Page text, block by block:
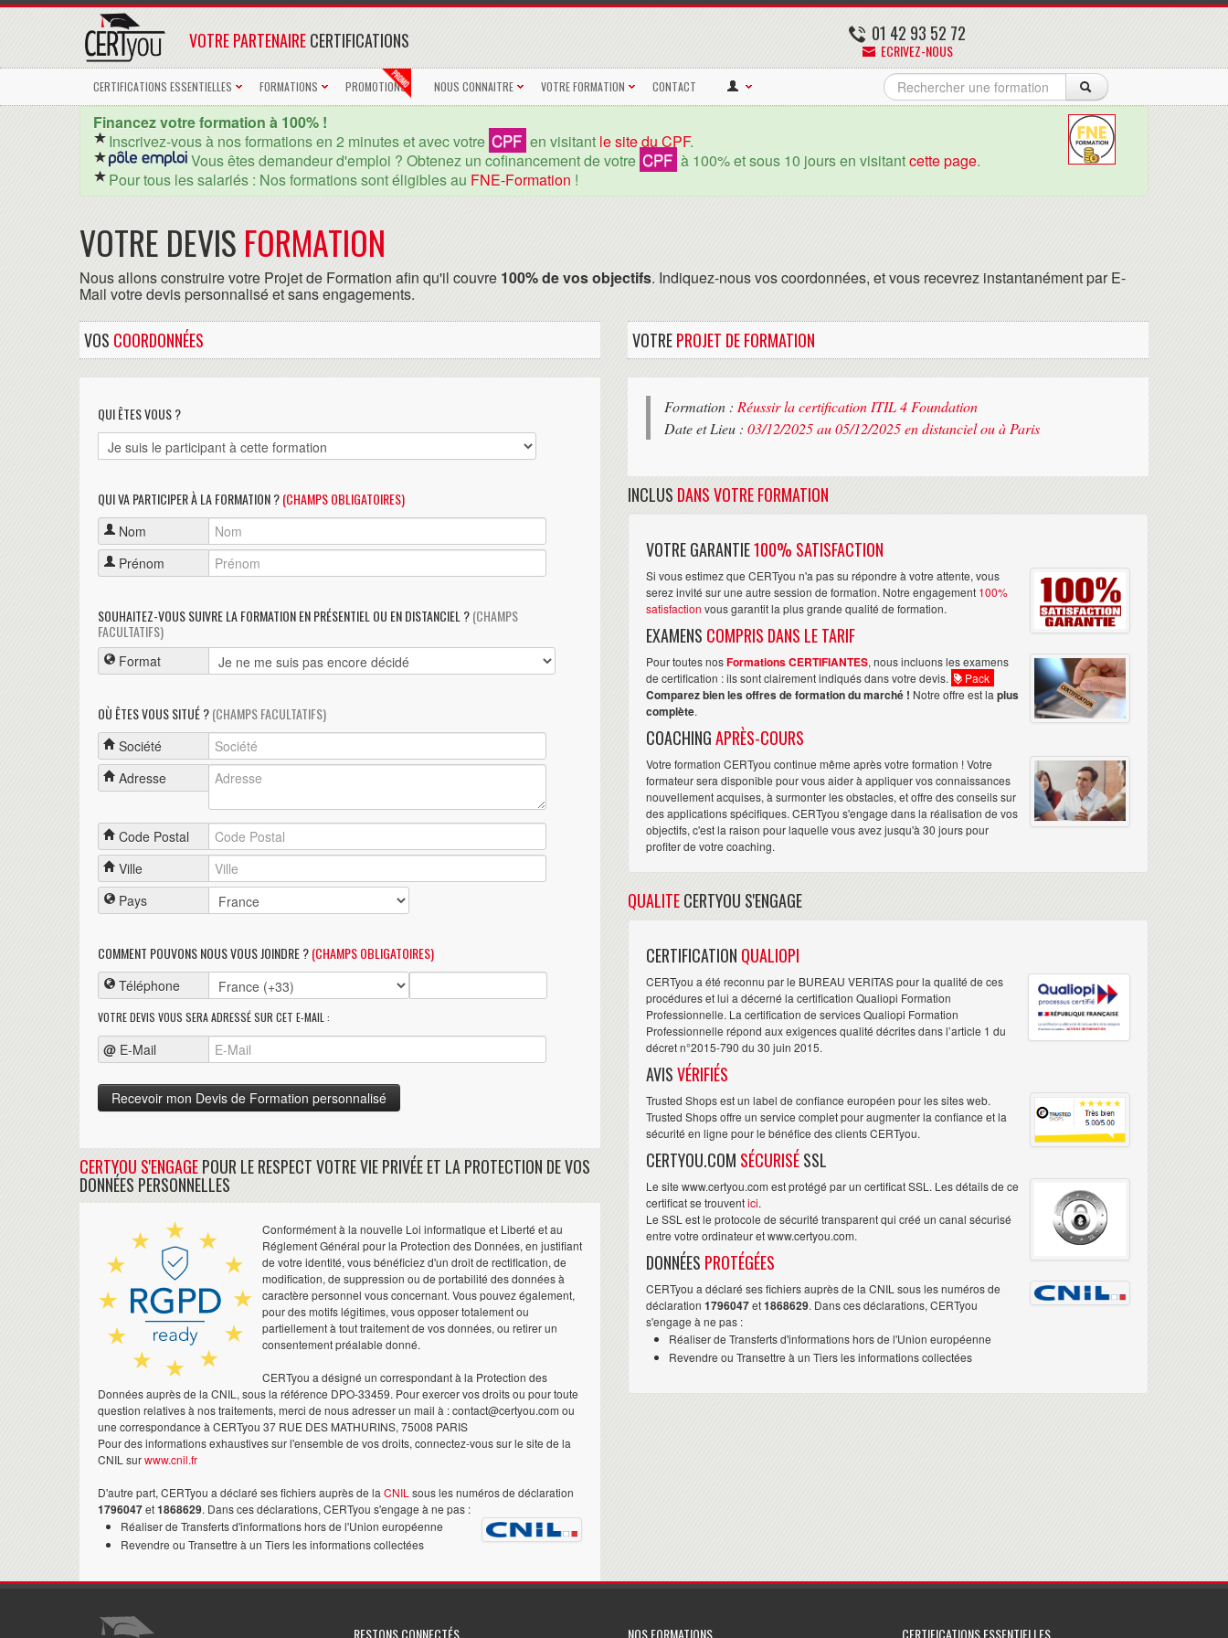
01 42 93 52 72
ECRIVEZ-NOUS
VOTRE PARTENAIRECERTIFICATIONS
CERTIFICATIONS ESSENTIELLES FORMATIONS PROMOTIONS NOUS CONNAITRE VOTRE FORMATION CONTACT
Financez votre formation à 100% !
Inscrivez-vous à nos formations en 2 minutes et avec votre CPF en visitant le site du CPF.
Vous êtes demandeur d'emploi ? Obtenez un cofinancement de votre CPF à 100% et sous 10 jours en visitantcette page.
Pour tous les salariés : Nos formations sont éligibles au FNE-Formation !
VOTRE DEVIS FORMATION
Nous allons construire votre Projet de Formation afin qu'il couvre 100% de vos objectifs. Indiquez-nous vos coordonnées, et vous recevrez instantanément par E-
Mail votre devis personnalisé et sans engagements.
VOS COORDONNÉES
QUI ÊTES VOUS ?
QUI VA PARTICIPER À LA FORMATION ?(CHAMPS OBLIGATOIRES)
Nom
Prénom
SOUHAITEZ-VOUS SUIVRE LA FORMATION EN PRÉSENTIEL OU EN DISTANCIEL ?(CHAMPS
FACULTATIFS)
Format
OÙ ÊTES VOUS SITUÉ ?(CHAMPS FACULTATIFS)
Société
Adresse
Code Postal
Ville
Pays
COMMENT POUVONS NOUS VOUS JOINDRE ?(CHAMPS OBLIGATOIRES)
Téléphone
VOTRE DEVIS VOUS SERA ADRESSÉ SUR CET E-MAIL :
@ E-Mail
CERTYOU S'ENGAGEPOUR LE RESPECT VOTRE VIE PRIVÉE ET LA PROTECTION DE VOS
DONNÉES PERSONNELLES
Conformément à la nouvelle Loi informatique et Liberté et au
Réglement Général pour la Protection des Données, en justifiant
de votre identité, vous bénéficiez d'un droit de rectification, de
modification, de suppression ou de portabilité des données à
caractère personnel vous concernant. Vous pouvez également,
pour des motifs légitimes, vous opposer totalement ou
partiellement à tout traitement de vos données, ou retirer un
consentement préalable donné.
CERTyou a désigné un correspondant à la Protection des
Données auprès de la CNIL, sous la référence DPO-33459. Pour exercer vos droits ou pour toute
question relatives à nos traitements, merci de nous adresser un mail à : contact@certyou.com ou
une correspondance à CERTyou 37 RUE DES MATHURINS, 75008 PARIS
Pour des informations exhaustives sur l'ensemble de vos droits, connectez-vous sur le site de la
CNIL surwww.cnil.fr
D'autre part, CERTyou a déclaré ses fichiers auprès de la CNIL sous les numéros de déclaration
1796047et1868629. Dans ces déclarations, CERTyou s'engage à ne pas :
Réaliser de Transferts d'informations hors de l'Union européenne
Revendre ou Transettre à un Tiers les informations collectées
VOTREPROJET DE FORMATION
Formation : Réussir la certification ITIL 4 Foundation
Date et Lieu : 03/12/2025 au 05/12/2025 en distanciel ou à Paris
INCLUS DANS VOTRE FORMATION
VOTRE GARANTIE100% SATISFACTION
Si vous estimez que CERTyou n'a pas su répondre à votre attente, vous
serez invité sur une autre session de formation. Notre engagement 100%
satisfaction vous garantit la plus grande qualité de formation.
EXAMENS COMPRIS DANS LE TARIF
Pour toutes nosFormations CERTIFIANTES, nous incluons les examens
de certification : ils sont clairement indiqués dans votre devis.
Pack
Comparez bien les offres de formation du marché ! Notre offre est la plus
complète.
COACHINGAPRÈS-COURS
Votre formation CERTyou continue même après votre formation ! Votre
formateur sera disponible pour vous aider à appliquer vos connaissances
nouvellement acquises, à surmonter les obstacles, et offre des conseils sur
des applications spécifiques. CERTyou s'engage dans la réalisation de vos
objectifs, c'est la raison pour laquelle vous avez jusqu'à 30 jours pour
profiter de votre coaching.
QUALITECERTYOU S'ENGAGE
CERTIFICATION QUALIOPI
CERTyou a été reconnu par le BUREAU VERITAS pour la qualité de ces
procédures et lui a décerné la certification Qualiopi Formation
Professionnelle. La certification de services Qualiopi Formation
Professionnelle répond aux exigences qualité décrites dans l’article 1 du
décret n°2015-790 du 30 juin 2015.
AVISVÉRIFIÉS
Trusted Shops est un label de confiance européen pour les sites web.
Trusted Shops offre un service complet pour augmenter la confiance et la
sécurité en ligne pour le bénéfice des clients CERTyou.
CERTYOU.COM SÉCURISÉSSL
Le site www.certyou.com est protégé par un certificat SSL. Les détails de ce
certificat se trouventici.
Le SSL est le protocole de sécurité transparent qui créé un canal sécurisé
entre votre ordinateur et www.certyou.com.
DONNÉES PROTÉGÉES
CERTyou a déclaré ses fichiers auprès de la CNIL sous les numéros de
déclaration 1796047et1868629. Dans ces déclarations, CERTyou
s'engage à ne pas :
Réaliser de Transferts d'informations hors de l'Union européenne
Revendre ou Transettre à un Tiers les informations collectées
RESTONS CONNECTÉS NOS FORMATIONS CERTIFICATIONS ESSENTIELLES